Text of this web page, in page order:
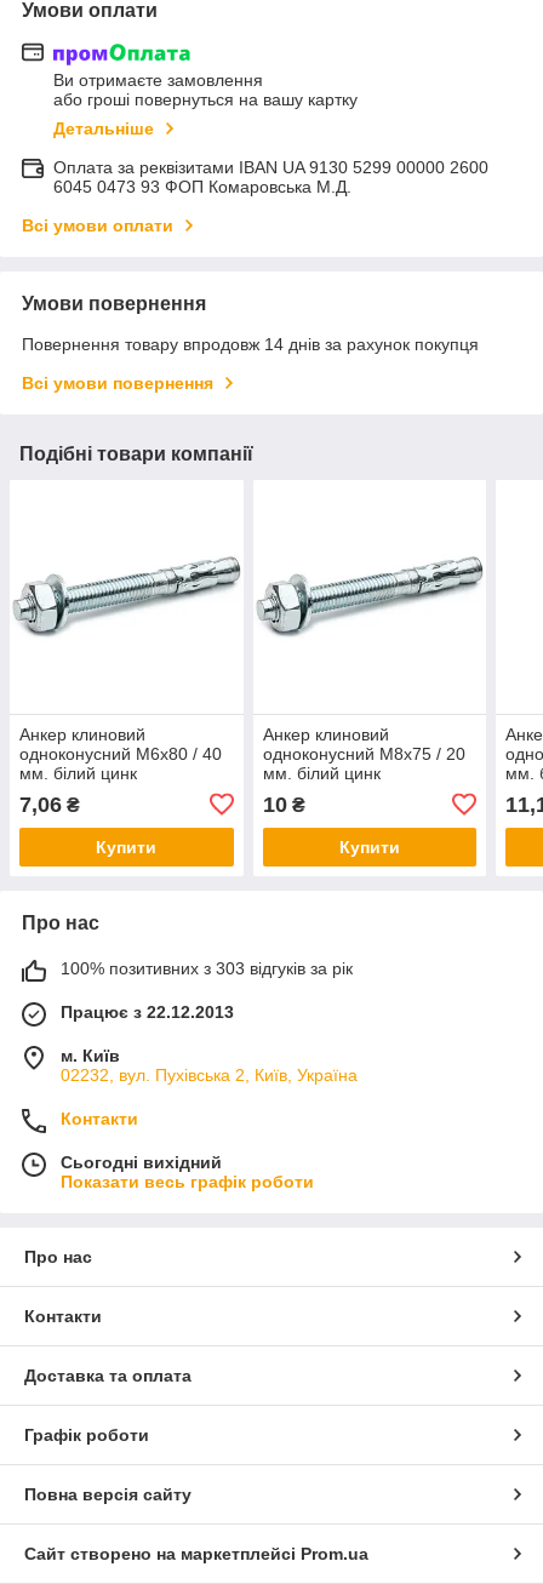
Умови оплати
Ви отримаєте замовлення
або гроші повернуться на вашу картку
Детальніше
Оплата за реквізитами IBAN UA 9130 5299 00000 2600
6045 0473 93 ФОП Комаровська М.Д.
Всі умови оплати
Умови повернення
Повернення товару впродовж 14 днів за рахунок покупця
Всі умови повернення
Подібні товари компанії
Анкер клиновий
одноконусний М6х80 / 40
мм. білий цинк
7,06 ₴
Купити
Анкер клиновий
одноконусний М8х75 / 20
мм. білий цинк
10₴
Купити
мм.
Про нас
100% позитивних з 303 відгуків за рік
Працює з 22.12.2013
м. Київ
02232, вул. Пухівська 2, Київ, Україна
Контакти
Сьогодні вихідний
Показати весь графік роботи
Про нас
Контакти
Доставка та оплата
Графік роботи
Повна версія сайту
Сайт створено на маркетплейсі Prom.ua